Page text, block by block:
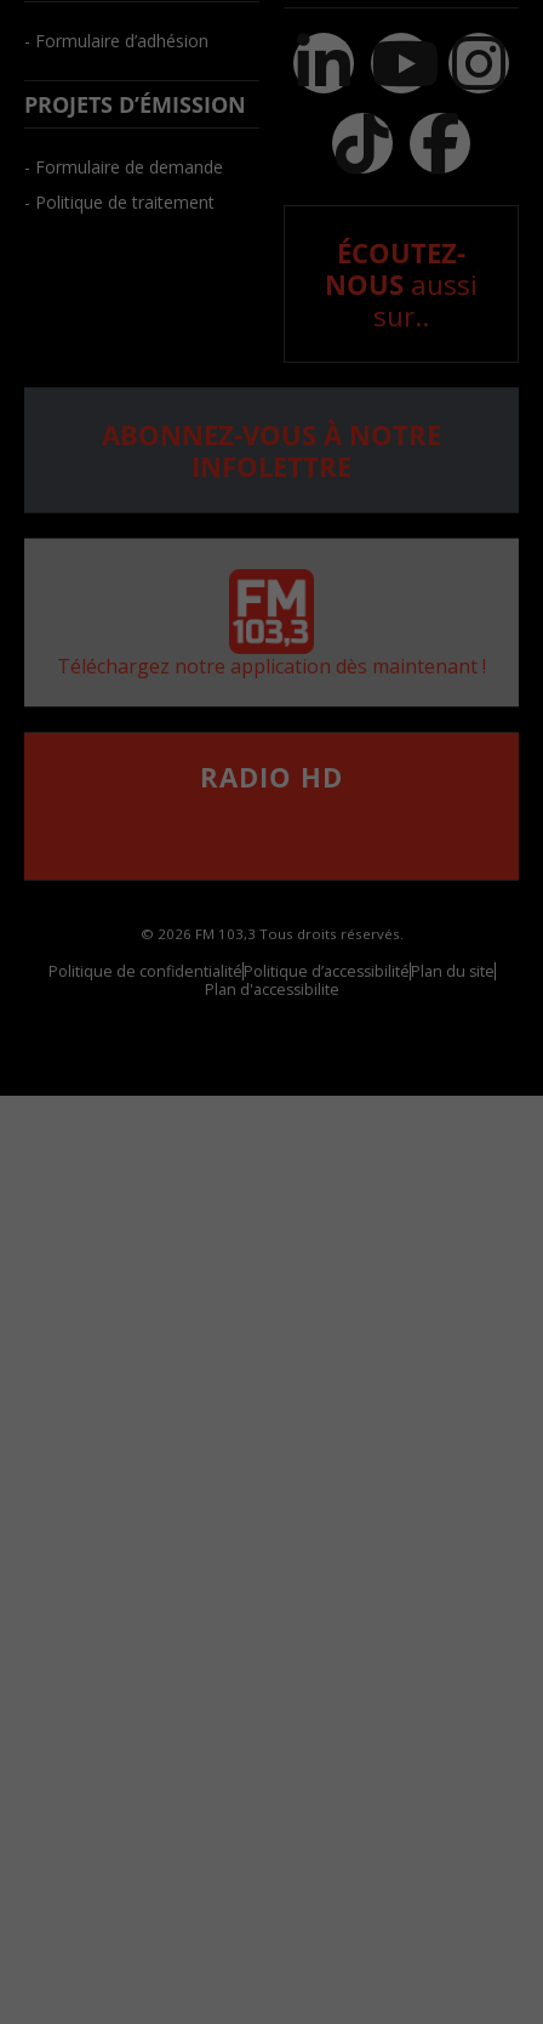
- Formulaire d’adhésion
PROJETS D’ÉMISSION
- Formulaire de demande
- Politique de traitement
ÉCOUTEZ-
NOUS aussi
sur..
ABONNEZ-VOUS À NOTRE
INFOLETTRE
Téléchargez notre application dès maintenant !
RADIO HD
© 2026 FM 103,3 Tous droits réservés.
Politique de confidentialitéPolitique d’accessibilitéPlan du site
Plan d'accessibilite